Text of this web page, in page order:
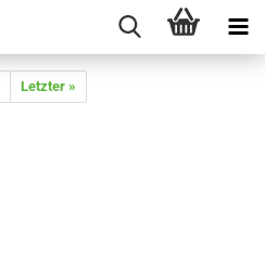
Letzter »